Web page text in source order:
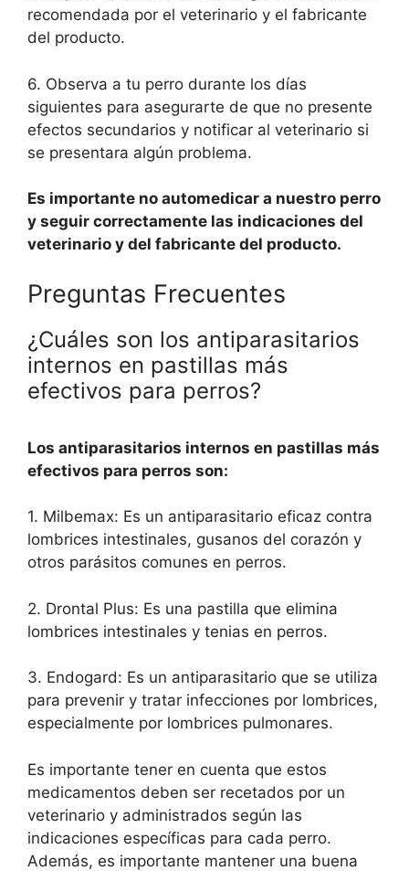
recomendada por el veterinario y el fabricante
del producto.
6. Observa a tu perro durante los días
siguientes para asegurarte de que no presente
efectos secundarios y notificar al veterinario si
se presentara algún problema.
Es importante no automedicar a nuestro perro
y seguir correctamente las indicaciones del
veterinario y del fabricante del producto.
Preguntas Frecuentes
¿Cuáles son los antiparasitarios
internos en pastillas más
efectivos para perros?
Los antiparasitarios internos en pastillas más
efectivos para perros son:
1. Milbemax: Es un antiparasitario eficaz contra
lombrices intestinales, gusanos del corazón y
otros parásitos comunes en perros.
2. Drontal Plus: Es una pastilla que elimina
lombrices intestinales y tenias en perros.
3. Endogard: Es un antiparasitario que se utiliza
para prevenir y tratar infecciones por lombrices,
especialmente por lombrices pulmonares.
Es importante tener en cuenta que estos
medicamentos deben ser recetados por un
veterinario y administrados según las
indicaciones específicas para cada perro.
Además, es importante mantener una buena